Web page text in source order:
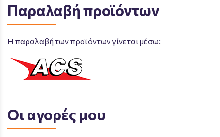
Παραλαβή προϊόντων
Η παραλαβή των προϊόντων γίνεται μέσω:
Οι αγορές μου